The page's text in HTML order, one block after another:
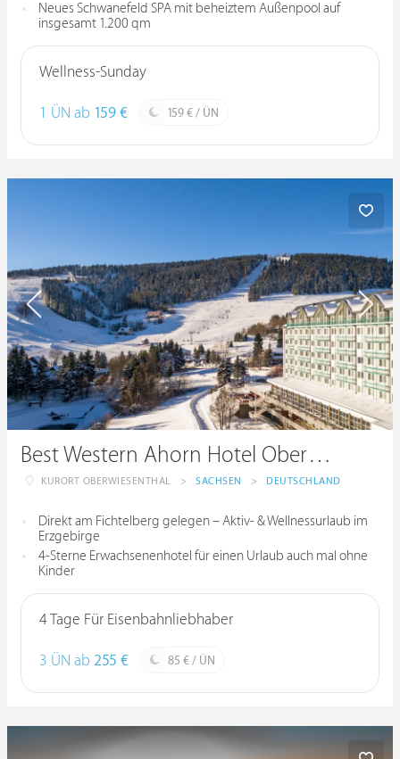
Neues Schwanefeld SPA mit beheiztem Außenpool auf
insgesamt 1.200 qm
Wellness-Sunday
1 ÜN ab 159 € 159 € / ÜN
Best Western Ahorn Hotel Oberwiesenthal
KURORT OBERWIESENTHAL > SACHSEN > DEUTSCHLAND
Direkt am Fichtelberg gelegen – Aktiv- & Wellnessurlaub im
Erzgebirge
4-Sterne Erwachsenenhotel für einen Urlaub auch mal ohne
Kinder
4 Tage Für Eisenbahnliebhaber
3 ÜN ab 255 € 85 € / ÜN